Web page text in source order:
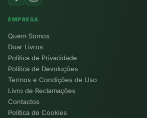
EMPRESA
Quem Somos
Doar Livros
Política de Privacidade
Política de Devoluções
Termos e Condições de Uso
Livro de Reclamações
Contactos
Política de Cookies